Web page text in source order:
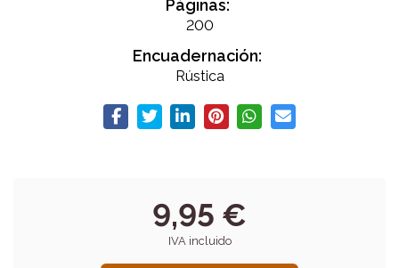
Páginas:
200
Encuadernación:
Rústica
9,95 €
IVA incluido